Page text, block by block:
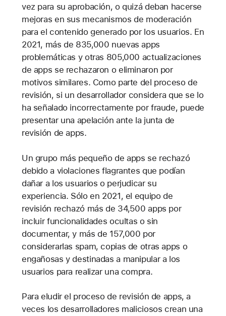
vez para su aprobación, o quizá deban hacerse
mejoras en sus mecanismos de moderación
para el contenido generado por los usuarios. En
2021, más de 835,000 nuevas apps
problemáticas y otras 805,000 actualizaciones
de apps se rechazaron o eliminaron por
motivos similares. Como parte del proceso de
revisión, si un desarrollador considera que se lo
ha señalado incorrectamente por fraude, puede
presentar una apelación ante la junta de
revisión de apps.
Un grupo más pequeño de apps se rechazó
debido a violaciones flagrantes que podían
dañar a los usuarios o perjudicar su
experiencia. Sólo en 2021, el equipo de
revisión rechazó más de 34,500 apps por
incluir funcionalidades ocultas o sin
documentar, y más de 157,000 por
considerarlas spam, copias de otras apps o
engañosas y destinadas a manipular a los
usuarios para realizar una compra.
Para eludir el proceso de revisión de apps, a
veces los desarrolladores maliciosos crean una